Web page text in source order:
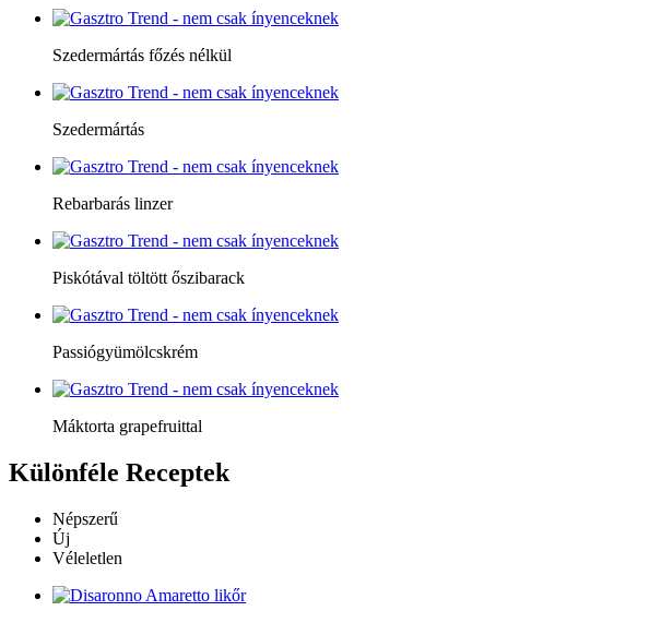
Szedermártás főzés nélkül
Szedermártás
Rebarbarás linzer
Piskótával töltött őszibarack
Passiógyümölcskrém
Máktorta grapefruittal
Különféle Receptek
Népszerű
Új
Véleletlen